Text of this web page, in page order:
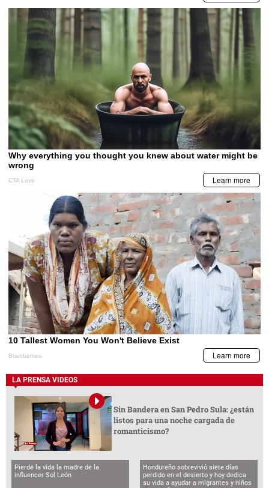
LA PRENSA VIDEOS
Sin Bandera en San Pedro Sula: ¿están
listos para una noche cargada de
romanticismo?
Pierde la vida la madre de la
influencer Sol León
Hondureño sobrevivió siete días
perdido en el desierto y hoy dedica
su vida a ayudar a migrantes y niños